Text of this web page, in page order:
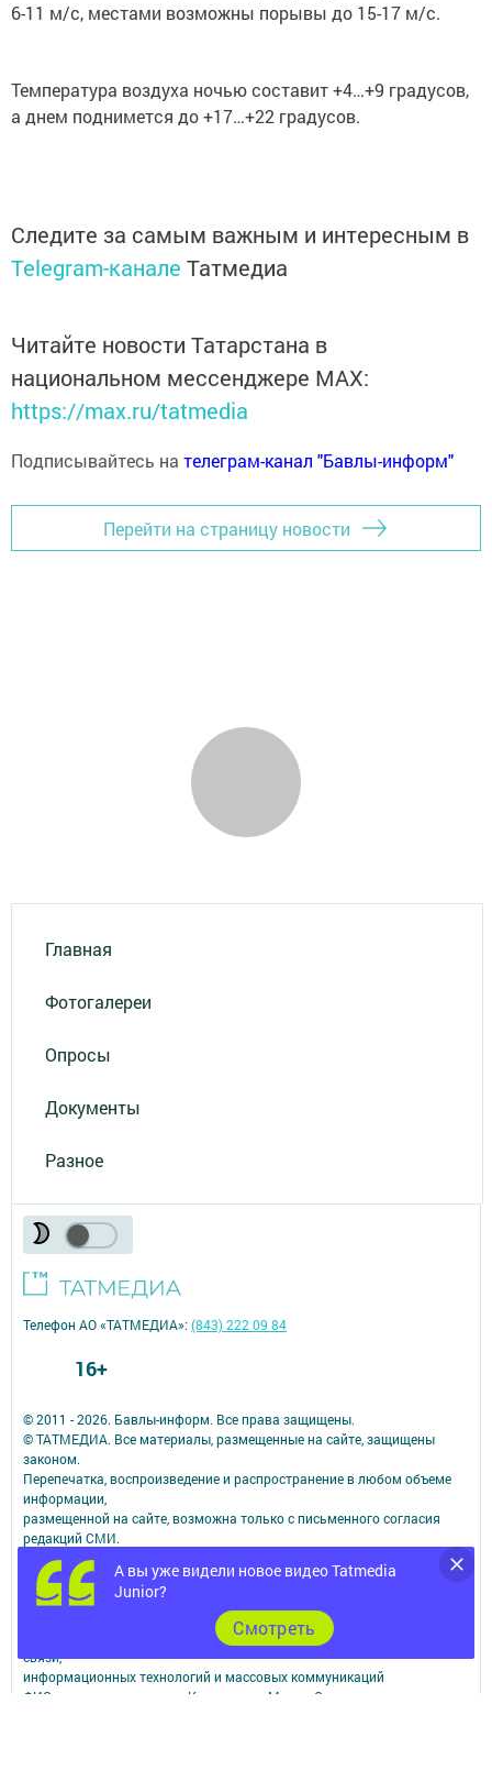
6-11 м/с, местами возможны порывы до 15-17 м/с.
Температура воздуха ночью составит +4…+9 градусов,
а днем поднимется до +17…+22 градусов.
Следите за самым важным и интересным в
Telegram-канале Татмедиа
Читайте новости Татарстана в
национальном мессенджере MАХ:
https://max.ru/tatmedia
Подписывайтесь на телеграм-канал "Бавлы-информ"
Перейти на страницу новости
Главная
Фотогалереи
Опросы
Документы
Разное
А вы уже видели новое видео Tatmedia
Junior?
Cмотреть
© 2011 - 2026. Бавлы-информ. Все права защищены.
© ТАТМЕДИА. Все материалы, размещенные на сайте, защищены
законом.
Перепечатка, воспроизведение и распространение в любом объеме
информации,
размещенной на сайте, возможна только с письменного согласия
редакций СМИ.
При поддержке Республиканского агентства по печати и массовым
коммуникациям.
Наименование СМИ: Бавлы-информ
№ записи о регистрации СМИ, дата: ЭЛ № ФС 77 - 73781 от 12.10.2018
СМИ зарегистрированно Федеральной службой по надзору в сфере
связи,
информационных технологий и массовых коммуникаций
ФИО главного редактора: Кандаурова Мария Сергеевна
Телефон АО «ТАТМЕДИА»:(843) 222 09 84
16+